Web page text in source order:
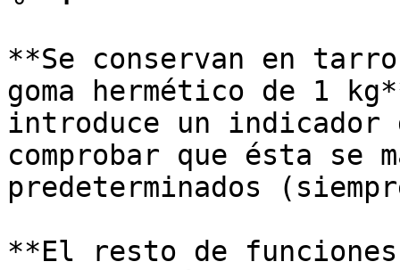
**Se conservan en
goma hermético de 1
introduce un indicador
comprobar que ésta se
predeterminados
**El resto de